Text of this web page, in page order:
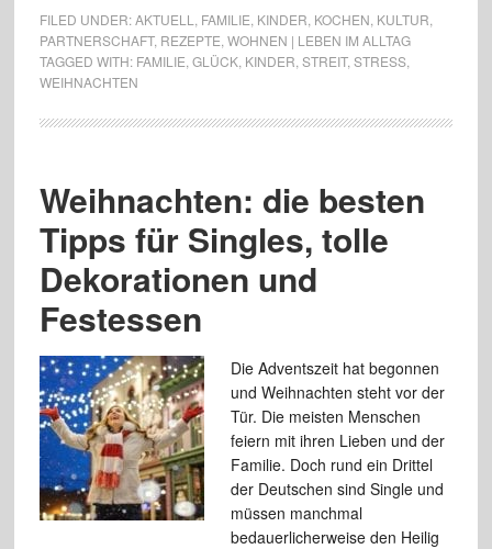
FILED UNDER:AKTUELL FAMILIE KINDER KOCHEN KULTUR
PARTNERSCHAFT, REZEPTE WOHNEN | LEBEN IM ALLTAG
TAGGED WITH: FAMILIE GLÜCK, KINDER STREIT, STRESS,
WEIHNACHTEN
Weihnachten: die besten
Tipps für Singles, tolle
Dekorationen und
Festessen
Die Adventszeit hat begonnen
und Weihnachten steht vor der
Tür. Die meisten Menschen
feiern mit ihren Lieben und der
Familie. Doch rund ein Drittel
der Deutschen sind Single und
müssen manchmal
bedauerlicherweise den Heilig